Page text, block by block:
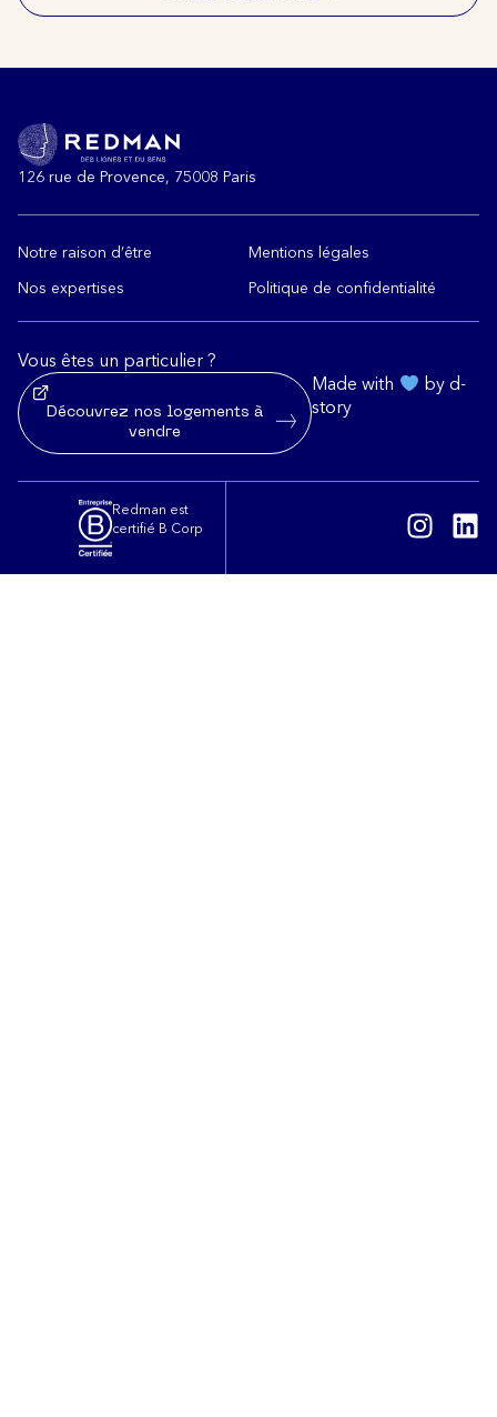
126 rue de Provence, 75008 Paris
Notre raison d’être
Nos expertises
Mentions légales
Politique de confidentialité
Redman est
certifié B Corp
Vous êtes un particulier ?
Découvrez nos logements à
vendre
Made with
by d-
story